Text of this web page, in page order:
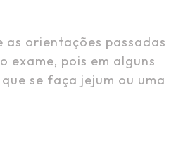
as orientações passadas
exame, pois em alguns
se faça jejum ou uma